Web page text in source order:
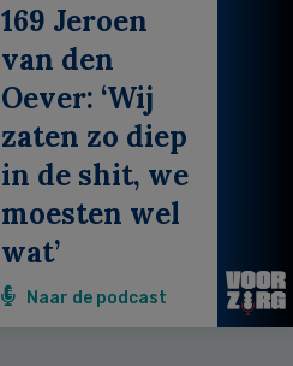
169 Jeroen
van den
Oever: ‘Wij
zaten zo diep
in de shit, we
moesten wel
wat’
Naar de podcast